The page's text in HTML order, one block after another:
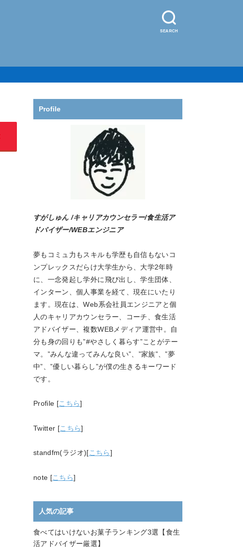
SEARCH
Profile
すがしゅん /キャリアカウンセラー/食生活ア
ドバイザー/WEBエンジニア
夢もコミュ力もスキルも学歴も自信もないコ
ンプレックスだらけ大学生から、大学2年時
に、一念発起し学外に飛び出し、学生団体、
インターン、個人事業を経て、現在にいたり
ます。現在は、Web系会社員エンジニアと個
人のキャリアカウンセラー、コーチ、食生活
アドバイザー、複数WEB メディア運営中。自
分も身の回りも”#やさしく暮らす”ことがテー
マ。 ”みんな違ってみんな良い” ”家族” 、”夢
中” 、”優しい暮らし”が僕の生きるキーワード
です。
Profile [こちら]
Twitter [こちら]
standfm(ラジオ)[こちら]
note [こちら]
人気の記事
食べてはいけないお菓子ランキング3選【食生
活アドバイザー厳選】